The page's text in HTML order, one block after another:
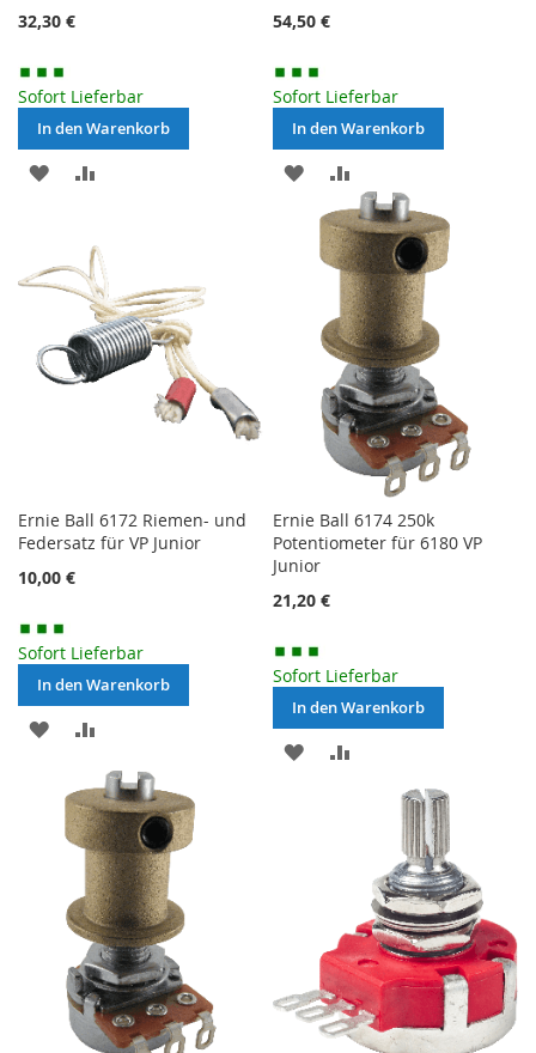
32,30 €
Sofort Lieferbar
In den Warenkorb
MERKEN
HINZUFÜGEN
54,50 €
Sofort Lieferbar
In den Warenkorb
MERKEN
VERGLEICHSLISTE
HINZUFÜGEN
Ernie Ball 6172 Riemen- und
Federsatz für VP Junior
10,00 €
Sofort Lieferbar
In den Warenkorb
MERKEN
VERGLEICHSLISTE
HINZUFÜGEN
Ernie Ball 6174 250k
Potentiometer für 6180 VP
Junior
21,20 €
Sofort Lieferbar
In den Warenkorb
MERKEN
VERGLEICHSLISTE
HINZUFÜGEN